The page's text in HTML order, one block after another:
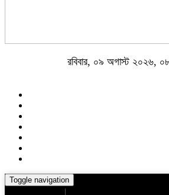
রবিবার, ০৯ অগাস্ট ২০২৬,
Toggle navigation